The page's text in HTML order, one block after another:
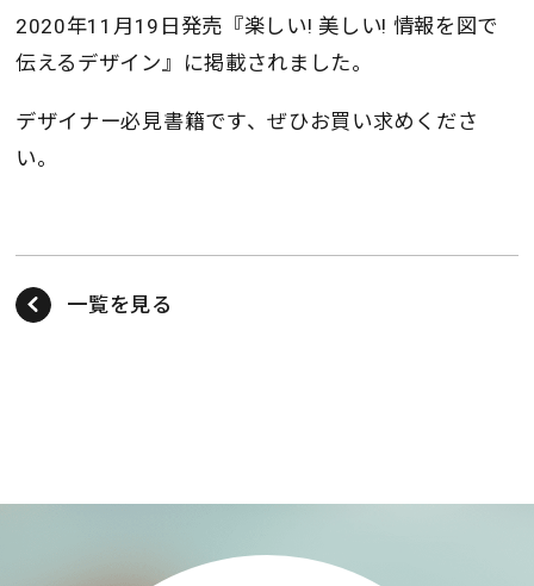
2020年11月19日発売『楽しい! 美しい! 情報を図で
伝えるデザイン』に掲載されました。
デザイナー必見書籍です、ぜひお買い求めくださ
い。
一覧を見る